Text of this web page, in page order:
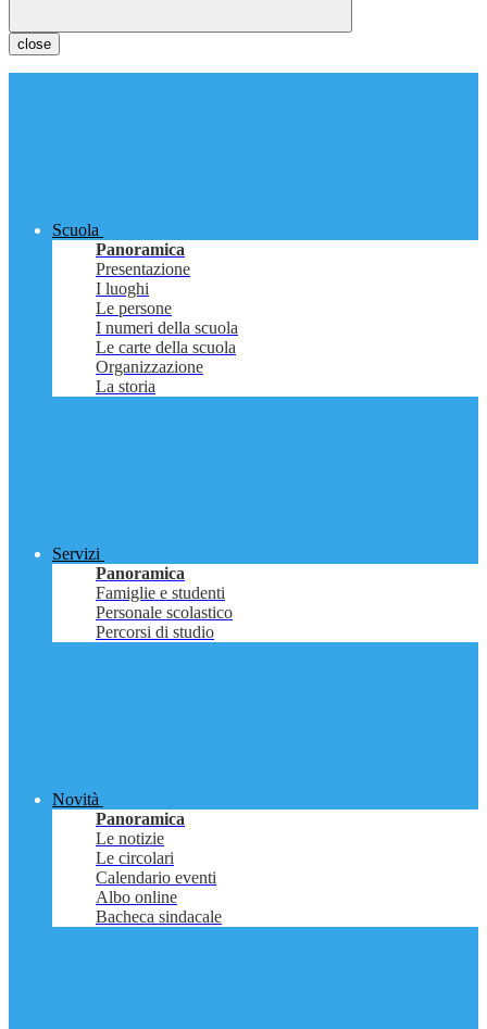
close
Scuola
Panoramica
Presentazione
I luoghi
Le persone
I numeri della scuola
Le carte della scuola
Organizzazione
La storia
Servizi
Panoramica
Famiglie e studenti
Personale scolastico
Percorsi di studio
Novità
Panoramica
Le notizie
Le circolari
Calendario eventi
Albo online
Bacheca sindacale